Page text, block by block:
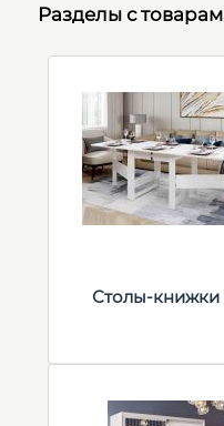
Разделы с
Столы-книжки